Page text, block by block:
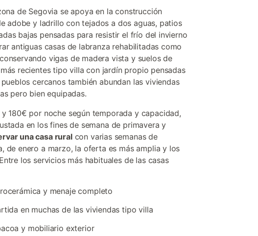
de Segovia se apoya en la construcción
adobe y ladrillo con tejados a dos aguas, patios
bajas pensadas para resistir el frío del invierno
antiguas casas de labranza rehabilitadas como
vigas de madera vista y suelos de
recientes tipo villa con jardín propio pensadas
cercanos también abundan las viviendas
pero bien equipadas.
180€ por noche según temporada y capacidad,
en los fines de semana de primavera y
una casa ruralcon varias semanas de
de enero a marzo, la oferta es más amplia y los
los servicios más habituales de las casas
y menaje completo
en muchas de las viviendas tipo villa
y mobiliario exterior